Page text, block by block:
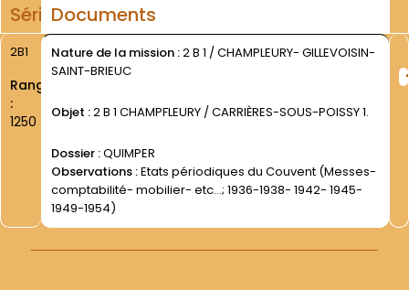
SérieDocuments
2B1
Rang
:
1250
Nature de la mission :2 B 1 / CHAMPLEURY- GILLEVOISIN-
SAINT-BRIEUC
Objet :2 B 1 CHAMPFLEURY / CARRIÈRES-SOUS-POISSY 1.
Dossier :QUIMPER
Observations :Etats périodiques du Couvent (Messes-
comptabilité- mobilier- etc...; 1936-1938- 1942- 1945-
1949-1954)